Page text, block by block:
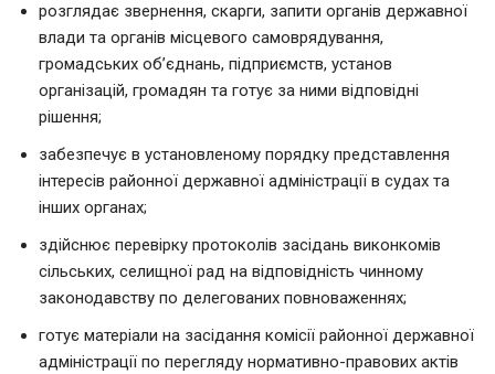
розглядає звернення, скарги, запити органів державної
влади та органів місцевого самоврядування,
громадських об’єднань, підприємств, установ
організацій, громадян та готує за ними відповідні
рішення;
забезпечує в установленому порядку представлення
інтересів районної державної адміністрації в судах та
інших органах;
здійснює перевірку протоколів засідань виконкомів
сільських, селищної рад на відповідність чинному
законодавству по делегованих повноваженнях;
готує матеріали на засідання комісії районної державної
адміністрації по перегляду нормативно-правових актів